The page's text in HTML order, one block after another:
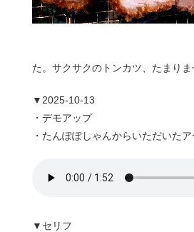
た。サクサクのトンカツ、たまりま
▼2025-10-13
・デモアップ
・たんぽぽしゃんからいただいた
▼セリフ